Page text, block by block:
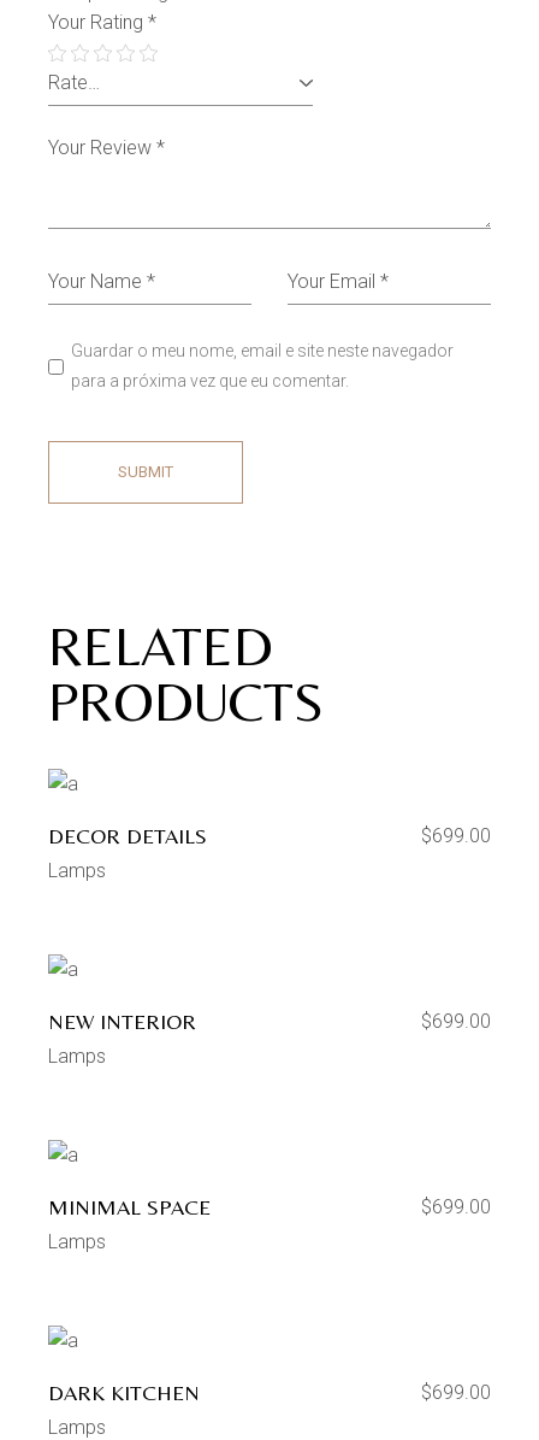
Your Rating*
Guardar o meu nome, email e site neste navegador
para a próxima vez que eu comentar.
SUBMIT
RELATED
PRODUCTS
DECOR DETAILS $699.00
Lamps
NEW INTERIOR $699.00
Lamps
MINIMAL SPACE $699.00
Lamps
DARK KITCHEN $699.00
Lamps